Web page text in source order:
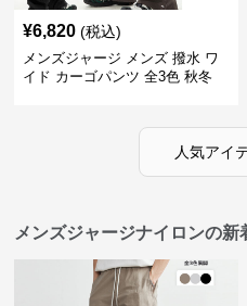
¥6,820 (税込)
メンズジャージ メンズ 撥水 ワ
イド カーゴパンツ 全3色 秋冬
人気アイ
メンズジャージナイロンの新